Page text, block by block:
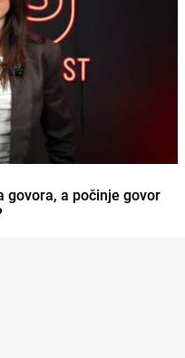
govora, a počinje govor